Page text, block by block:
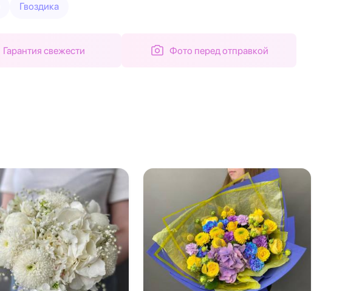
Гвоздика
Гарантия свежести Фото перед отправкой